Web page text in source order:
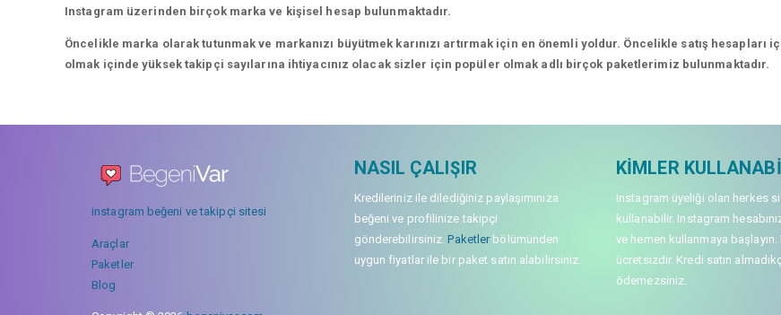
Instagram üzerinden birçok marka ve kişisel hesap bulunmaktadır.
Öncelikle marka olarak tutunmak ve markanızı büyütmek karınızı artırmak için en önemli yoldur. Öncelikle satış
olmak içinde yüksek takipçi sayılarına ihtiyacınız olacak sizler için popüler olmak adlı birçok paketlerimiz bulunmaktadır.
instagram beğeni ve takipçi sitesi
Araçlar
Paketler
Blog
NASIL ÇALIŞIR
Kredileriniz ile dilediğiniz paylaşımınıza
beğeni ve profilinize takipçi
gönderebilirsiniz.Paketler bölümünden
uygun fiyatlar ile bir paket satın alabilirsiniz.
KIMLER
Instagram üyeliği olan herkes
kullanabilir. Instagram
ve hemen kullanmaya başlayın.
ücretsizdir. Kredi satın
ödemezsiniz.